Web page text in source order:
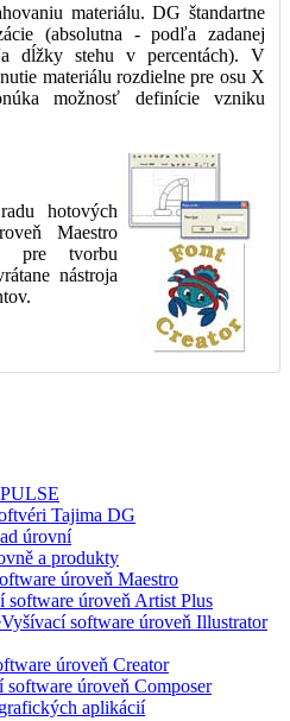
materiálu. DG štandartne
(absolutna - podľa zadanej
dĺžky stehu v percentách). V
materiálu rozdielne pre osu X
možnosť definície vzniku
hotových
Maestro
pre tvorbu
nástroja
Tajima DG
úrovní
a produkty
úroveň Maestro
software úroveň Artist Plus
Vyšívací software úroveň Illustrator
úroveň Creator
software úroveň Composer
aplikácií